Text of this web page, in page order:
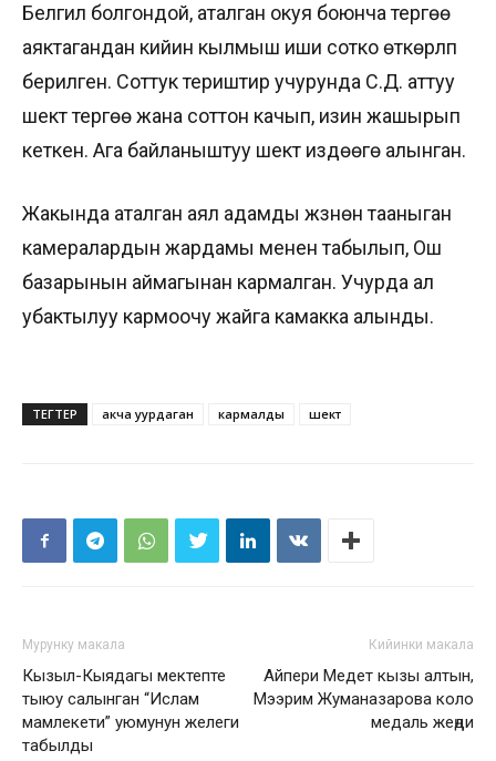
Белгилүү болгондой, аталган окуя боюнча тергөө
аяктагандан кийин кылмыш иши сотко өткөрүлүп
берилген. Соттук териштирүү учурунда С.Д. аттуу
шектүү тергөө жана соттон качып, изин жашырып
кеткен. Ага байланыштуу шектүү издөөгө алынган.
Жакында аталган аял адамды жүзүнөн тааныган
камералардын жардамы менен табылып, Ош
базарынын аймагынан кармалган. Учурда ал
убактылуу кармоочу жайга камакка алынды.
ТЕГТЕР акча уурдаган кармалды шектүү
Мурунку макала
Кызыл-Кыядагы мектепте
тыюу салынган “Ислам
мамлекети” уюмунун желеги
табылды
Кийинки макала
Айпери Медет кызы алтын,
Мээрим Жуманазарова коло
медаль жеңди